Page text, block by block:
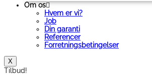
Om os
Hvem er vi?
Job
Din garanti
Referencer
Forretningsbetingelser
X
Tilbud!